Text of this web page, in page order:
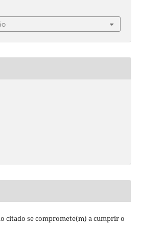
citado se compromete(m) a cumprir o